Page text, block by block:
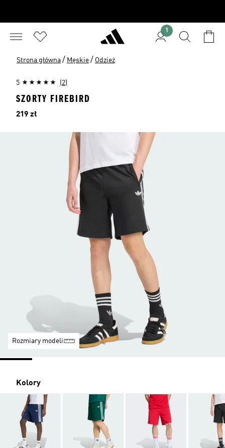
1
Strona główna / Męskie / Odzież
5 (2)
SZORTY FIREBIRD
Cena
219 zł
Rozmiary modeli
Kolory